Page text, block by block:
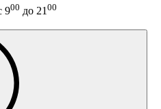
900 до 21 00